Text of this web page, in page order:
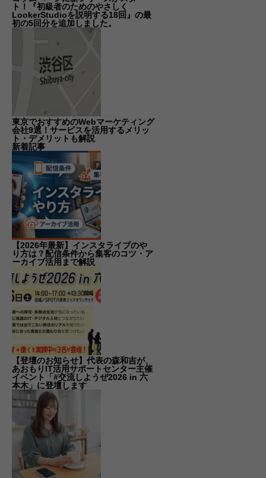
ト！『初級者のためのやさしく
LookerStudioを説明する18回』の最
初の5回分を追加しました。
東京でおすすめのWebマーケティング
会社9選！サービスを活用するメリッ
ト・デメリットも解説
新着記事
【2026年最新】インスタライブのや
り方は？配信条件から集客のコツ・ア
ーカイブ活用まで解説
【登壇のお知らせ】代表の森和吉が、
あおもりIT活用サポートセンター主催
イベント「#交流しようぜ2026 in 六
本木」に登壇します